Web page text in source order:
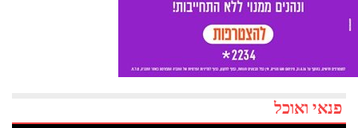
פנאי ואוכל